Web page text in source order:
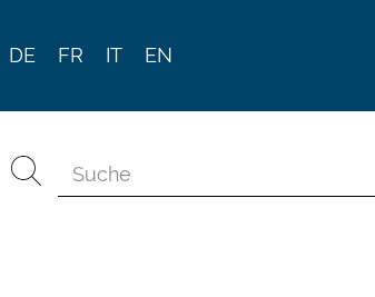
DE FR IT EN